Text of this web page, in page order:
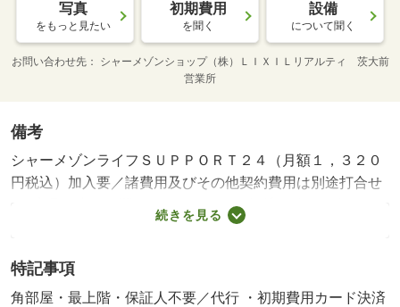
写真
をもっと見たい
初期費用
を聞く
設備
について聞く
お問い合わせ先
シャーメゾンショップ（株）ＬＩＸＩＬリアルティ 茨大前
営業所
備考
シャーメゾンライフＳＵＰＰＯＲＴ２４（月額１，３２０
円税込）加入要／諸費用及びその他契約費用は別途打合せ
／※家具や車は配置イメージであり、賃貸物件には含まれ
ません（家具家電付等を除く）。・賃貸保証等：加入要
込）、月額保証料：賃料等の２％、保証会社：積水ハウス
シャーメゾンパートナーズ）・鍵交換代：あり１１，００
続きを見る
特記事項
角部屋・最上階・保証人不要／代行 ・初期費用カード決済